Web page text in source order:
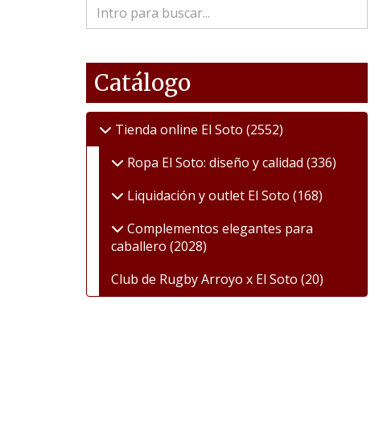
Catálogo
Tienda online El Soto (2552)
Ropa El Soto: diseño y calidad (336)
Liquidación y outlet El Soto (168)
Complementos elegantes para
caballero (2028)
Club de Rugby Arroyo x El Soto (20)